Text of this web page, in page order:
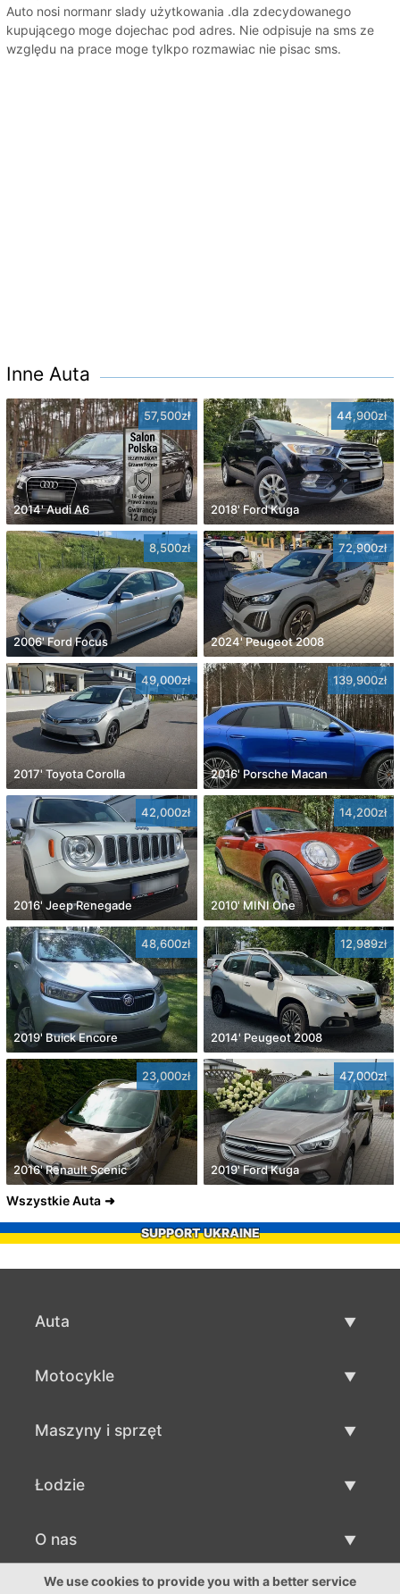
Auto nosi normanr slady użytkowania .dla zdecydowanego
kupującego moge dojechac pod adres. Nie odpisuje na sms ze
względu na prace moge tylkpo rozmawiac nie pisac sms.
Inne Auta
57,500zł
2014' Audi A6
44,900zł
2018' Ford Kuga
8,500zł
2006' Ford Focus
72,900zł
2024' Peugeot 2008
49,000zł
2017' Toyota Corolla
139,900zł
2016' Porsche Macan
42,000zł
2016' Jeep Renegade
14,200zł
2010' MINI One
48,600zł
2019' Buick Encore
12,989zł
2014' Peugeot 2008
23,000zł
2016' Renault Scenic
47,000zł
2019' Ford Kuga
Wszystkie Auta
SUPPORT UKRAINE
Auta
Motocykle
Maszyny i sprzęt
Łodzie
Sprzedaż łodzi
O nas
O nas
We use cookies to provide you with a better service